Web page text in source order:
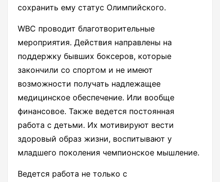
сохранить ему статус Олимпийского.
WBC проводит благотворительные
мероприятия. Действия направлены на
поддержку бывших боксеров, которые
закончили со спортом и не имеют
возможности получать надлежащее
медицинское обеспечение. Или вообще
финансовое. Также ведется постоянная
работа с детьми. Их мотивируют вести
здоровый образ жизни, воспитывают у
младшего поколения чемпионское мышление.
Ведется работа не только с